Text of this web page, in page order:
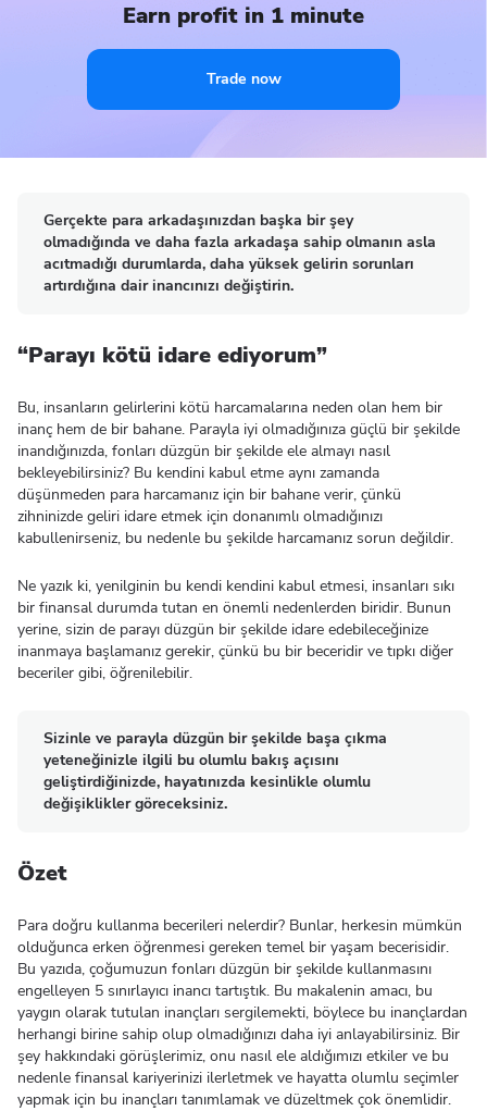
Earn profit in 1 minute
Trade now
Gerçekte para arkadaşınızdan başka bir şey
olmadığında ve daha fazla arkadaşa sahip olmanın asla
acıtmadığı durumlarda, daha yüksek gelirin sorunları
artırdığına dair inancınızı değiştirin.
“Parayı kötü idare ediyorum”
Bu, insanların gelirlerini kötü harcamalarına neden olan hem bir
inanç hem de bir bahane. Parayla iyi olmadığınıza güçlü bir şekilde
inandığınızda, fonları düzgün bir şekilde ele almayı nasıl
bekleyebilirsiniz? Bu kendini kabul etme aynı zamanda
düşünmeden para harcamanız için bir bahane verir, çünkü
zihninizde geliri idare etmek için donanımlı olmadığınızı
kabullenirseniz, bu nedenle bu şekilde harcamanız sorun değildir.
Ne yazık ki, yenilginin bu kendi kendini kabul etmesi, insanları sıkı
bir finansal durumda tutan en önemli nedenlerden biridir. Bunun
yerine, sizin de parayı düzgün bir şekilde idare edebileceğinize
inanmaya başlamanız gerekir, çünkü bu bir beceridir ve tıpkı diğer
beceriler gibi, öğrenilebilir.
Sizinle ve parayla düzgün bir şekilde başa çıkma
yeteneğinizle ilgili bu olumlu bakış açısını
geliştirdiğinizde, hayatınızda kesinlikle olumlu
değişiklikler göreceksiniz.
Özet
Para doğru kullanma becerileri nelerdir? Bunlar, herkesin mümkün
olduğunca erken öğrenmesi gereken temel bir yaşam becerisidir.
Bu yazıda, çoğumuzun fonları düzgün bir şekilde kullanmasını
engelleyen 5 sınırlayıcı inancı tartıştık. Bu makalenin amacı, bu
yaygın olarak tutulan inançları sergilemekti, böylece bu inançlardan
herhangi birine sahip olup olmadığınızı daha iyi anlayabilirsiniz. Bir
şey hakkındaki görüşlerimiz, onu nasıl ele aldığımızı etkiler ve bu
nedenle finansal kariyerinizi ilerletmek ve hayatta olumlu seçimler
yapmak için bu inançları tanımlamak ve düzeltmek çok önemlidir.